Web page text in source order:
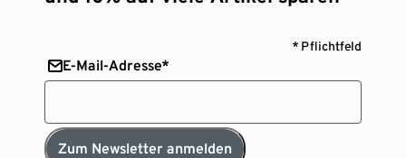
* Pflichtfeld
E-Mail-Adresse*
Zum Newsletter anmelden